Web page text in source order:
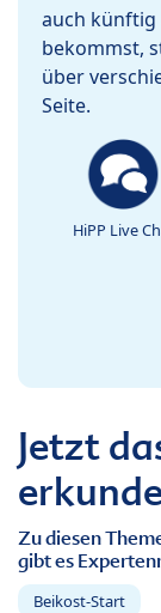
auch künftig
bekommst,
über
Seite.
HiPP Live
Jetzt
Zu diesen
gibt es
Beikost-Start